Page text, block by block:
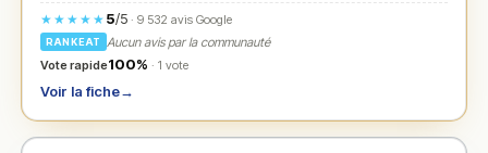
★★★★★ 5/5· 9 532 avis Google
RANKEAT
Aucun avis par la communauté
Vote rapide100% · 1 vote
Voir la fiche→